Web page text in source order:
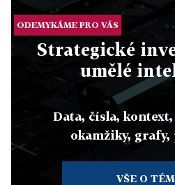
ODEMYKÁME PRO VÁS
Strategické
umělé
Data, čísla,
okamžiky, grafy,
VŠE O